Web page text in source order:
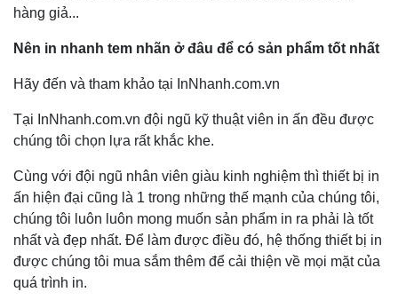
hàng giả...
Nên in nhanh tem nhãn ở đâu để có sản phẩm tốt nhất
Hãy đến và tham khảo tại InNhanh.com.vn
Tại InNhanh.com.vn đội ngũ kỹ thuật viên in ấn đều được
chúng tôi chọn lựa rất khắc khe.
Cùng với đội ngũ nhân viên giàu kinh nghiệm thì thiết bị in
ấn hiện đại cũng là 1 trong những thế mạnh của chúng tôi,
chúng tôi luôn luôn mong muốn sản phẩm in ra phải là tốt
nhất và đẹp nhất. Để làm được điều đó, hệ thống thiết bị in
được chúng tôi mua sắm thêm để cải thiện về mọi mặt của
quá trình in.